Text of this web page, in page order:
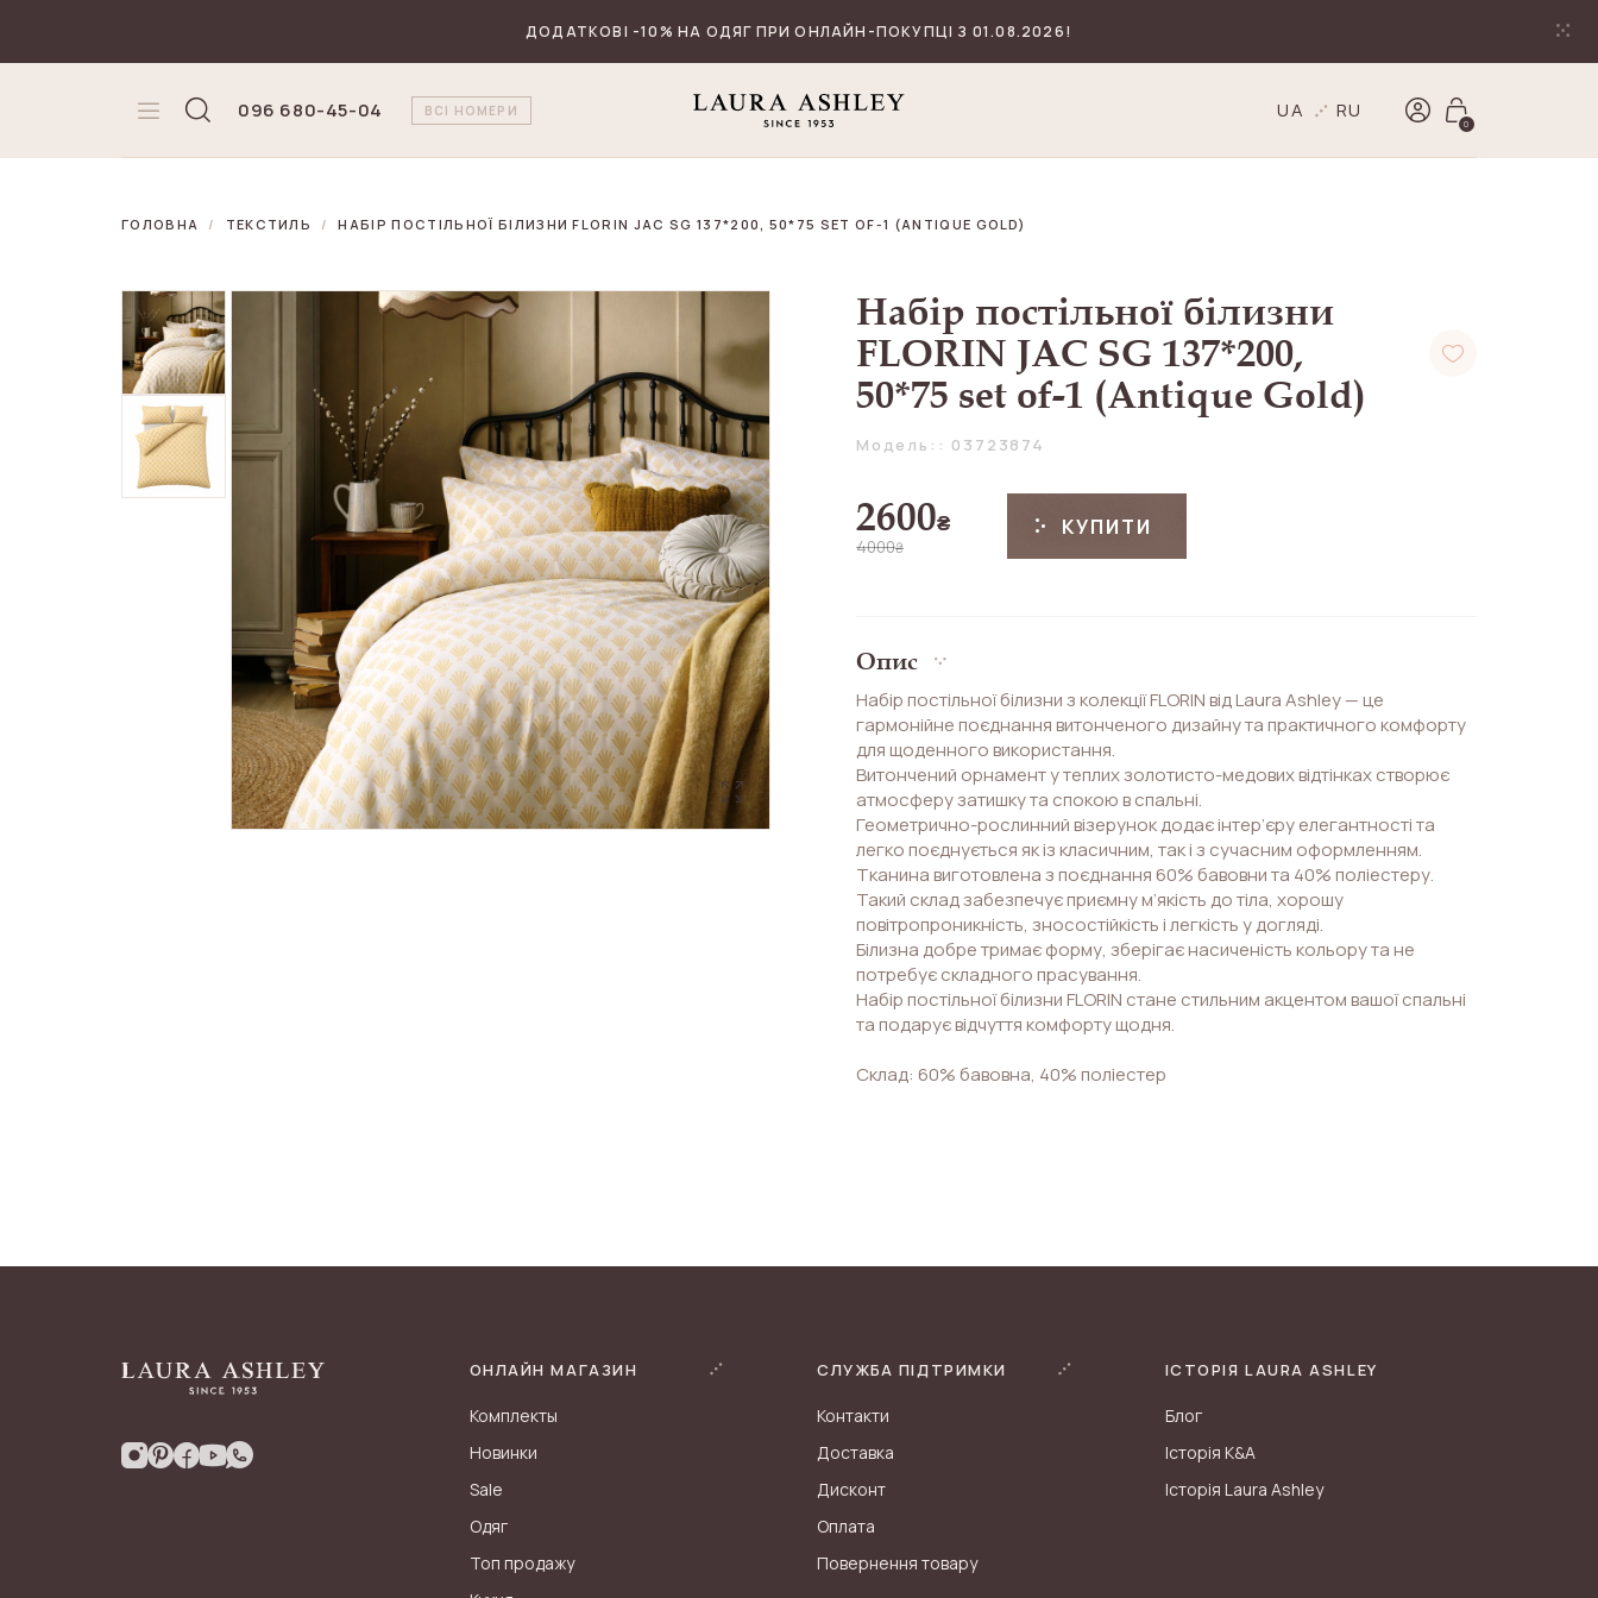
ДОДАТКОВІ -10% НА ОДЯГ ПРИ ОНЛАЙН-ПОКУПЦІ З 01.08.2026!
096 680-45-04 ВСІ НОМЕРИ UA RU
0
ГОЛОВНА ТЕКСТИЛЬ НАБІР ПОСТІЛЬНОЇ БІЛИЗНИ FLORIN JAC SG 137*200, 50*75 SET OF-1 (ANTIQUE GOLD)
Набір постільної білизни
FLORIN JAC SG 137*200,
50*75 set of-1 (Antique Gold)
Модель:: 03723874
2600₴
4000₴
КУПИТИ
Опис
Набір постільної білизни з колекції FLORIN від Laura Ashley — це
гармонійне поєднання витонченого дизайну та практичного комфорту
для щоденного використання.
Витончений орнамент у теплих золотисто-медових відтінках створює
атмосферу затишку та спокою в спальні.
Геометрично-рослинний візерунок додає інтер’єру елегантності та
легко поєднується як із класичним, так і з сучасним оформленням.
Тканина виготовлена з поєднання 60% бавовни та 40% поліестеру.
Такий склад забезпечує приємну м’якість до тіла, хорошу
повітропроникність, зносостійкість і легкість у догляді.
Білизна добре тримає форму, зберігає насиченість кольору та не
потребує складного прасування.
Набір постільної білизни FLORIN стане стильним акцентом вашої спальні
та подарує відчуття комфорту щодня.
Склад: 60% бавовна, 40% поліестер
ОНЛАЙН МАГАЗИН
Комплекты
Новинки
Sale
Одяг
Топ продажу
СЛУЖБА ПІДТРИМКИ
Контакти
Доставка
Дисконт
Оплата
Повернення товару
ІСТОРІЯ LAURA ASHLEY
Блог
Історія K&A
Історія Laura Ashley